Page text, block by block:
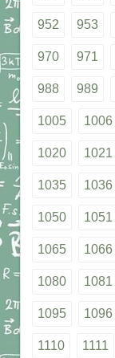
952 953
970 971
988 989
1005 1006
1020 1021
1035 1036
1050 1051
1065 1066
1080 1081
1095 1096
1110 1111